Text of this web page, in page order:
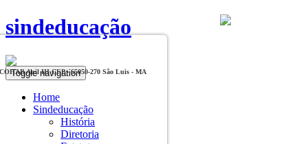
sindeducação
Toggle navigation
Home
Sindeducação
História
Diretoria
COHAB Anil III CEP - 65050-270 São Luis - MA